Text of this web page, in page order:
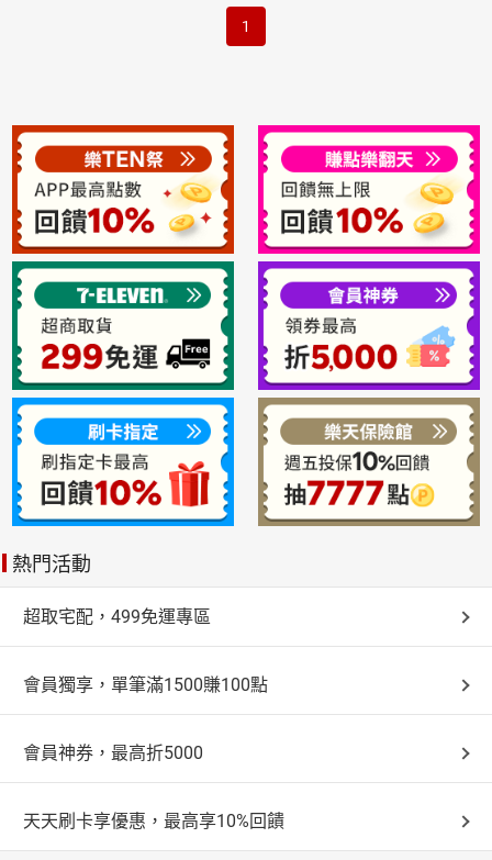
1
熱門活動
超取宅配，499免運專區
會員獨享，單筆滿1500賺100點
會員神券，最高折5000
天天刷卡享優惠，最高享10%回饋